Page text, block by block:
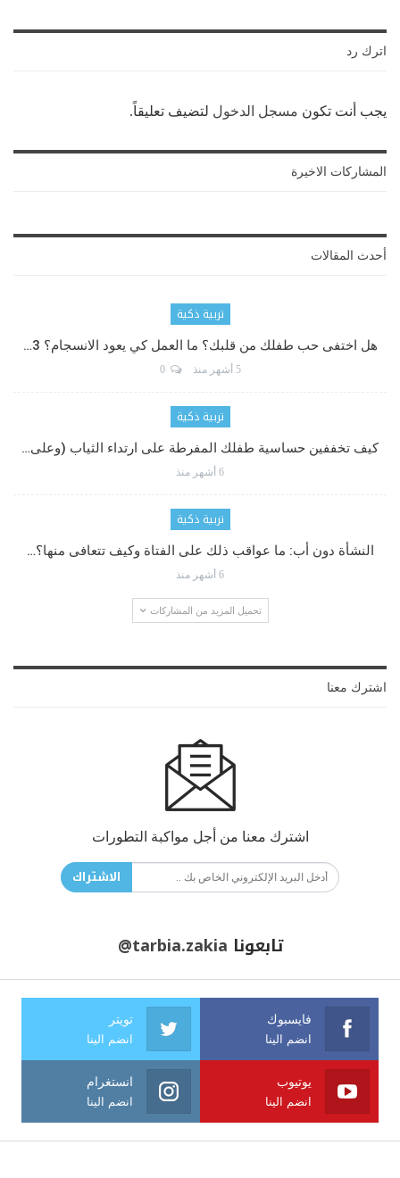
اترك رد
يجب أنت تكون مسجل الدخول لتضيف تعليقاً.
المشاركات الاخيرة
أحدث المقالات
تربية ذكية
هل اختفى حب طفلك من قلبك؟ ما العمل كي يعود الانسجام؟ 3…
5 أشهر منذ 0
تربية ذكية
كيف تخففين حساسية طفلك المفرطة على ارتداء الثياب (وعلى…
6 أشهر منذ
تربية ذكية
النشأة دون أب: ما عواقب ذلك على الفتاة وكيف تتعافى منها؟…
6 أشهر منذ
تحميل المزيد من المشاركات
اشترك معنا
اشترك معنا من أجل مواكبة التطورات
الاشتراك
تابعونا @tarbia.zakia
فايسبوك
انضم الينا
تويتر
انضم الينا
يوتيوب
انضم الينا
انستغرام
انضم الينا